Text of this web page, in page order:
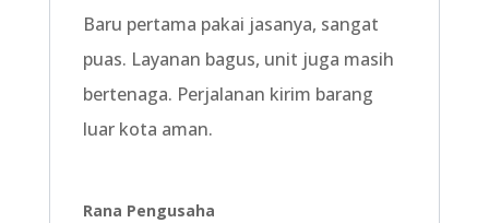
Baru pertama pakai jasanya, sangat
puas. Layanan bagus, unit juga masih
bertenaga. Perjalanan kirim barang
luar kota aman.
Rana Pengusaha